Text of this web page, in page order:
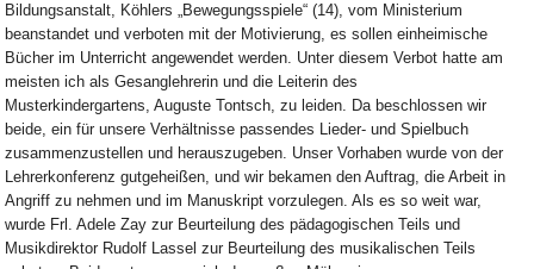
Bildungsanstalt, Köhlers „Bewegungsspiele“ (14), vom Ministerium
beanstandet und verboten mit der Motivierung, es sollen einheimische
Bücher im Unterricht angewendet werden. Unter diesem Verbot hatte am
meisten ich als Gesanglehrerin und die Leiterin des
Musterkindergartens, Auguste Tontsch, zu leiden. Da beschlossen wir
beide, ein für unsere Verhältnisse passendes Lieder- und Spielbuch
zusammenzustellen und herauszugeben. Unser Vorhaben wurde von der
Lehrerkonferenz gutgeheißen, und wir bekamen den Auftrag, die Arbeit in
Angriff zu nehmen und im Manuskript vorzulegen. Als es so weit war,
wurde Frl. Adele Zay zur Beurteilung des pädagogischen Teils und
Musikdirektor Rudolf Lassel zur Beurteilung des musikalischen Teils